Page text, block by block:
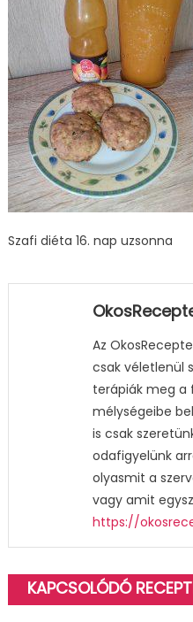
Szafi diéta 16. nap uzsonna
Az
csak véletlenül
terápiák meg a
mélységeibe
is csak
odafigyelünk
olyasmit a
vagy amit
https://
KAPCSOLÓDÓ